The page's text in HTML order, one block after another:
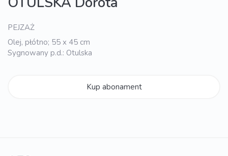
PEJZAŻ
Olej, płótno; 55 x 45 cm
Sygnowany p.d.: Otulska
Kup abonament